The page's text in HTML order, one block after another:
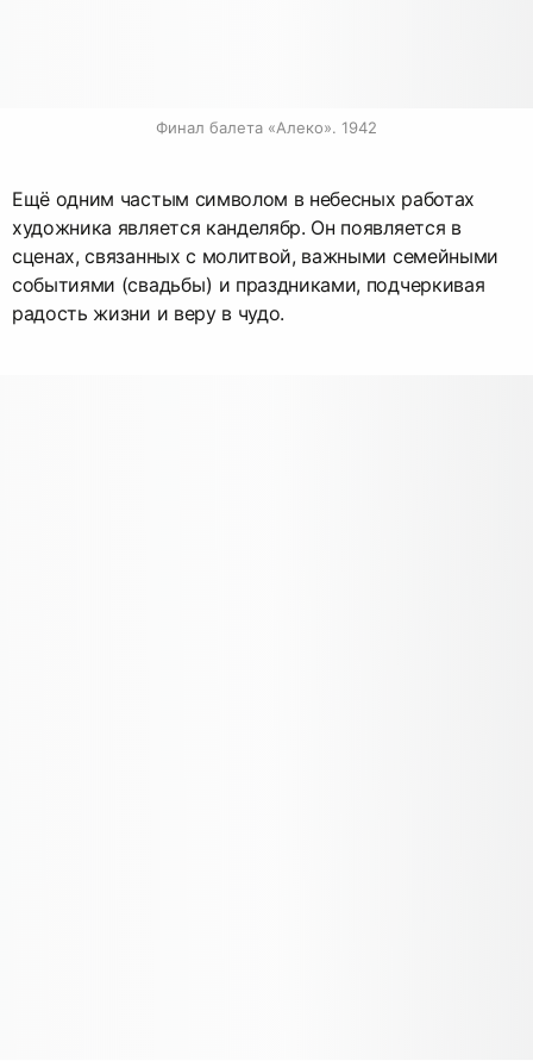
Финал балета «Алеко». 1942
Ещё одним частым символом в небесных работах
художника является канделябр. Он появляется в
сценах, связанных с молитвой, важными семейными
событиями (свадьбы) и праздниками, подчеркивая
радость жизни и веру в чудо.